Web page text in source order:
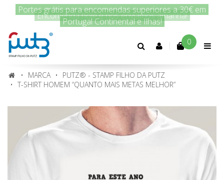
Encomenda hoje e nós enviamos amanhã!
Conta 0
MARCA
PUTZ® - STAMP FILHO DA PUTZ
T-SHIRT HOMEM “QUANTO MAIS METAS MELHOR”